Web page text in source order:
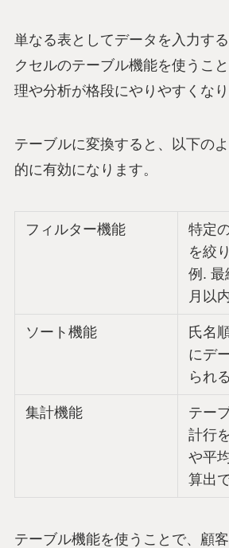
単なる表としてデータを入力す
クセルのテーブル機能を使うこ
理や分析が格段にやりやすくなり
テーブルに変換すると、以下の
的に有効になります。
フィルター機能
特定
を絞
例. 最
月以
ソート機能
氏名
にデ
られる
集計機能
テー
計行
や平
算出
テーブル機能を使うことで、顧